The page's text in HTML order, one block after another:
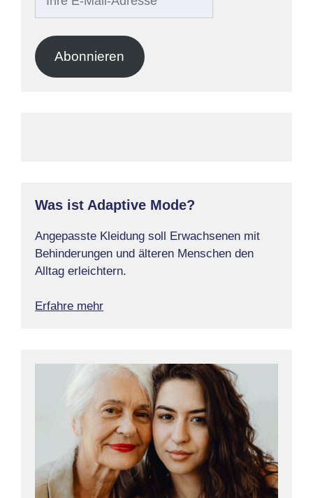
Adresse
Abonnieren
Was ist Adaptive Mode?
Angepasste Kleidung soll Erwachsenen mit
Behinderungen und älteren Menschen den
Alltag erleichtern.
Erfahre mehr